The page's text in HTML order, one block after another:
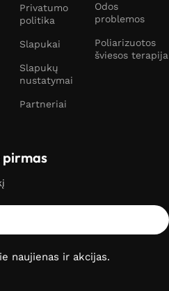
Privatumo
politika
Slapukai
Slapukų
nustatymai
Partneriai
Odos
problemos
Poliarizuotos
šviesos terapija
pirmas
naujienas ir akcijas.